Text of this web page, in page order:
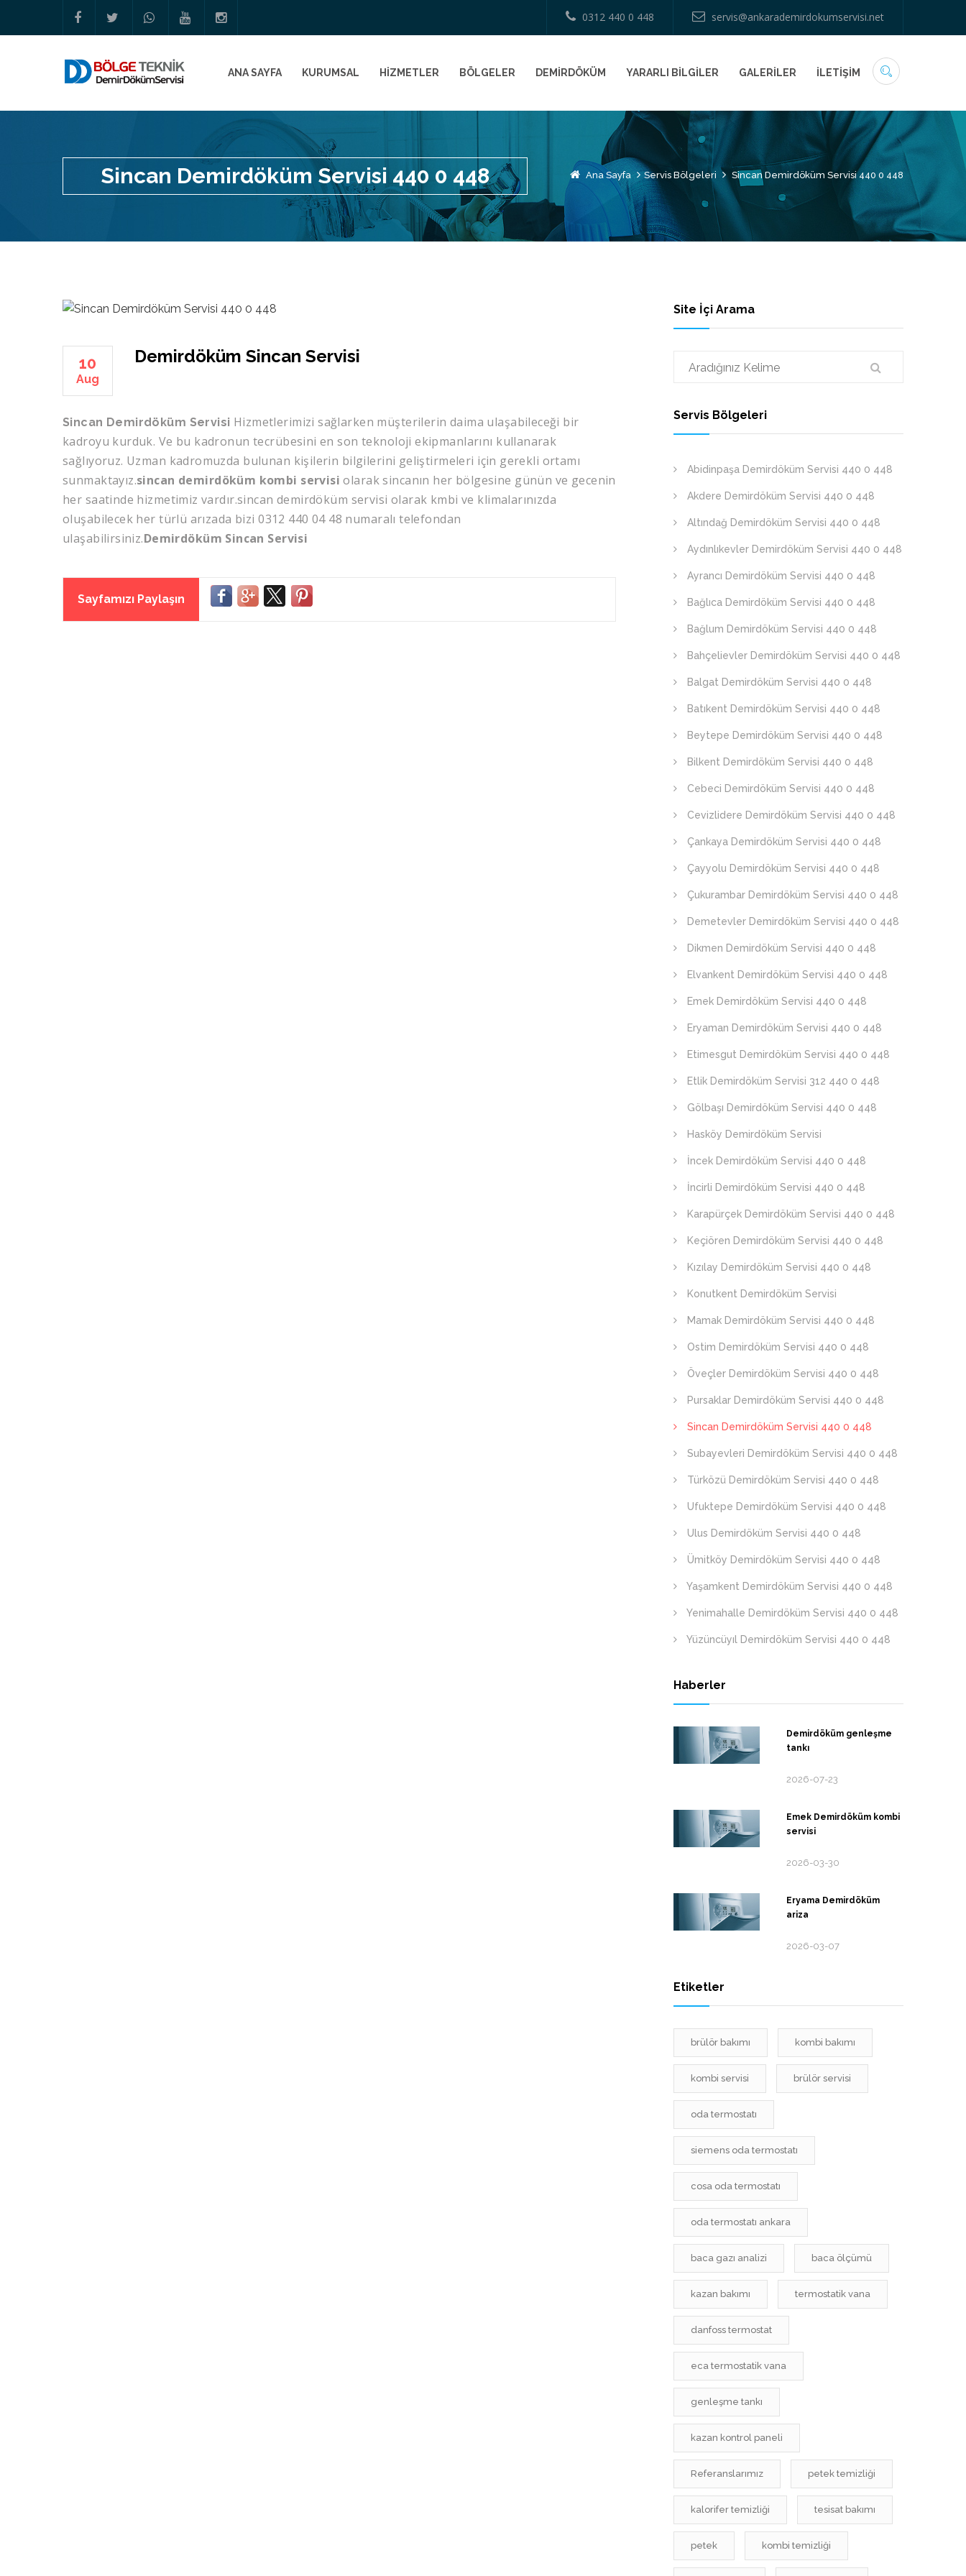
0312 440 0 448 servis@ankarademirdokumservisi.net
ANA SAYFA KURUMSAL HİZMETLER BÖLGELER DEMİRDÖKÜM YARARLI BİLGİLER GALERİLER İLETİŞİM
Sincan Demirdöküm Servisi 440 0 448 Ana Sayfa Servis Bölgeleri Sincan Demirdöküm Servisi 440 0 448
10
Aug
Demirdöküm Sincan Servisi
Sincan Demirdöküm Servisi Hizmetlerimizi sağlarken müşterilerin daima ulaşabileceği bir
kadroyu kurduk. Ve bu kadronun tecrübesini en son teknoloji ekipmanlarını kullanarak
sağlıyoruz. Uzman kadromuzda bulunan kişilerin bilgilerini geliştirmeleri için gerekli ortamı
sunmaktayız.sincan demirdöküm kombi servisi olarak sincanın her bölgesine günün ve gecenin
her saatinde hizmetimiz vardır.sincan demirdöküm servisi olarak kmbi ve klimalarınızda
oluşabilecek her türlü arızada bizi 0312 440 04 48 numaralı telefondan
ulaşabilirsiniz.Demirdöküm Sincan Servisi
Sayfamızı Paylaşın
Site İçi Arama
Servis Bölgeleri
Abidinpaşa Demirdöküm Servisi 440 0 448
Akdere Demirdöküm Servisi 440 0 448
Altındağ Demirdöküm Servisi 440 0 448
Aydınlıkevler Demirdöküm Servisi 440 0 448
Ayrancı Demirdöküm Servisi 440 0 448
Bağlıca Demirdöküm Servisi 440 0 448
Bağlum Demirdöküm Servisi 440 0 448
Bahçelievler Demirdöküm Servisi 440 0 448
Balgat Demirdöküm Servisi 440 0 448
Batıkent Demirdöküm Servisi 440 0 448
Beytepe Demirdöküm Servisi 440 0 448
Bilkent Demirdöküm Servisi 440 0 448
Cebeci Demirdöküm Servisi 440 0 448
Cevizlidere Demirdöküm Servisi 440 0 448
Çankaya Demirdöküm Servisi 440 0 448
Çayyolu Demirdöküm Servisi 440 0 448
Çukurambar Demirdöküm Servisi 440 0 448
Demetevler Demirdöküm Servisi 440 0 448
Dikmen Demirdöküm Servisi 440 0 448
Elvankent Demirdöküm Servisi 440 0 448
Emek Demirdöküm Servisi 440 0 448
Eryaman Demirdöküm Servisi 440 0 448
Etimesgut Demirdöküm Servisi 440 0 448
Etlik Demirdöküm Servisi 312 440 0 448
Gölbaşı Demirdöküm Servisi 440 0 448
Hasköy Demirdöküm Servisi
İncek Demirdöküm Servisi 440 0 448
İncirli Demirdöküm Servisi 440 0 448
Karapürçek Demirdöküm Servisi 440 0 448
Keçiören Demirdöküm Servisi 440 0 448
Kızılay Demirdöküm Servisi 440 0 448
Konutkent Demirdöküm Servisi
Mamak Demirdöküm Servisi 440 0 448
Ostim Demirdöküm Servisi 440 0 448
Öveçler Demirdöküm Servisi 440 0 448
Pursaklar Demirdöküm Servisi 440 0 448
Sincan Demirdöküm Servisi 440 0 448
Subayevleri Demirdöküm Servisi 440 0 448
Türközü Demirdöküm Servisi 440 0 448
Ufuktepe Demirdöküm Servisi 440 0 448
Ulus Demirdöküm Servisi 440 0 448
Ümitköy Demirdöküm Servisi 440 0 448
Yaşamkent Demirdöküm Servisi 440 0 448
Yenimahalle Demirdöküm Servisi 440 0 448
Yüzüncüyıl Demirdöküm Servisi 440 0 448
Haberler
Demirdöküm genleşme
tankı
2026-07-23
Emek Demirdöküm kombi
servisi
2026-03-30
Eryama Demirdöküm
ariza
2026-03-07
Etiketler
brülör bakımı kombi bakımı
kombi servisi brülör servisi
oda termostatı
siemens oda termostatı
cosa oda termostatı
oda termostatı ankara
baca gazı analizi baca ölçümü
kazan bakımı termostatik vana
danfoss termostat
eca termostatik vana
genleşme tankı
kazan kontrol paneli
Referanslarımız petek temizliği
kalorifer temizliği tesisat bakımı
petek kombi temizliği